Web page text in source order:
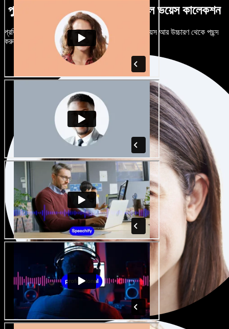
পুরুষ-নারী ভেদে নানান উচ্চারণে বিশাল ভয়েস কালেকশন
প্রতিটি প্রজেক্টকে আলাদা শোনাতে দিন। শত শত AI ভয়েস আর উচ্চারণ থেকে পছন্দ
করুন, নিজের মতো টিউন করুন।